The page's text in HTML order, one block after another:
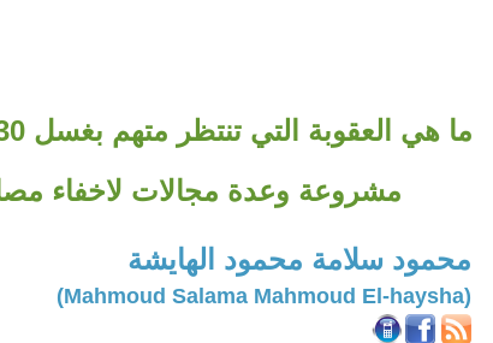
مشروعة وعدة مجالات لاخفاء
محمود سلامة محمود الهايشة
(Mahmoud Salama Mahmoud El-haysha)